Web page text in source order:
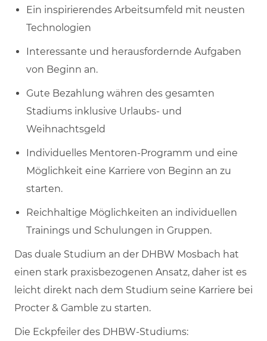
Ein inspirierendes Arbeitsumfeld mit neusten
Technologien
Interessante und herausfordernde Aufgaben
von Beginn an.
Gute Bezahlung währen des gesamten
Stadiums inklusive Urlaubs- und
Weihnachtsgeld
Individuelles Mentoren-Programm und eine
Möglichkeit eine Karriere von Beginn an zu
starten.
Reichhaltige Möglichkeiten an individuellen
Trainings und Schulungen in Gruppen.
Das duale Studium an der DHBW Mosbach hat
einen stark praxisbezogenen Ansatz, daher ist es
leicht direkt nach dem Studium seine Karriere bei
Procter & Gamble zu starten.
Die Eckpfeiler des DHBW-Studiums: